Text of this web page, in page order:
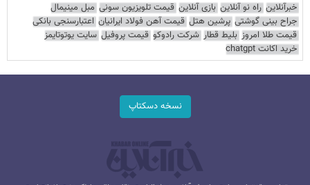
خبرآنلاین راه نو آنلاین بازی آنلاین قیمت تلویزیون سونی مبل مینیمال
جراح بینی گوشتی پرشین هتل قیمت آهن فولاد ایرانیان اعتبارسنجی بانکی
قیمت طلا امروز بلیط قطار شرکت رادوکو قیمت پروفیل سایت یوتوتایمز
خرید اکانت chatgpt
نسخه دسکتاپ